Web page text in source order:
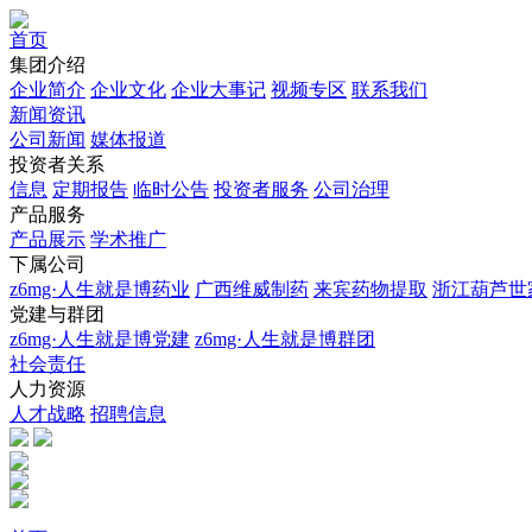
首页
集团介绍
企业简介 企业文化 企业⼤事记 视频专区 联系我们
新闻资讯
公司新闻 媒体报道
投资者关系
信息 定期报告 临时公告 投资者服务 公司治理
产品服务
产品展示 学术推广
下属公司
z6mg·人生就是博药业 广西维威制药 来宾药物提取 浙江葫芦世
党建与群团
z6mg·人生就是博党建 z6mg·人生就是博群团
社会责任
人力资源
人才战略 招聘信息